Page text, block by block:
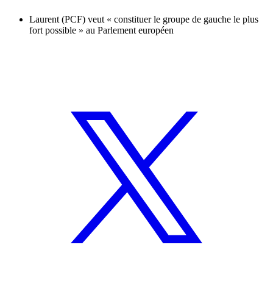
Laurent (PCF) veut « constituer le groupe de gauche le plus
fort possible » au Parlement européen